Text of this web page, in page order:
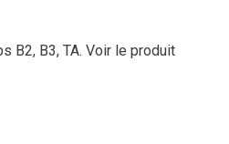
B2, B3, TA. Voir le produit